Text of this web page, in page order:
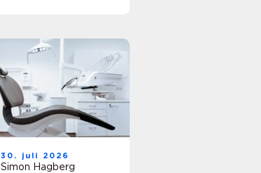
30. juli 2026
Simon Hagberg